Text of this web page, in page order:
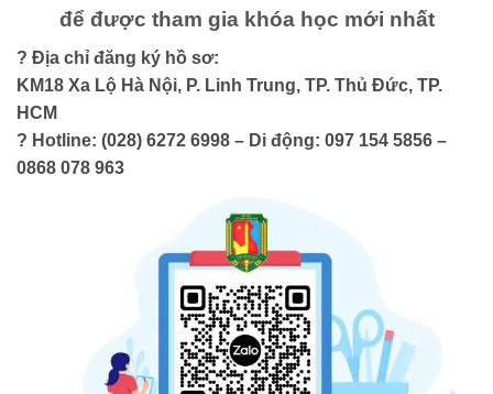
để được tham gia khóa học mới nhất
? Địa chỉ đăng ký hồ sơ:
KM18 Xa Lộ Hà Nội, P. Linh Trung, TP. Thủ Đức, TP.
HCM
? Hotline: (028) 6272 6998 – Di động: 097 154 5856 –
0868 078 963